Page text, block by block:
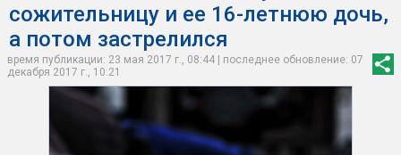
сожительницу и ее 16-летнюю дочь,
а потом застрелился
время публикации: 23 мая 2017 г., 08:44 | последнее обновление: 07
декабря 2017 г., 10:21